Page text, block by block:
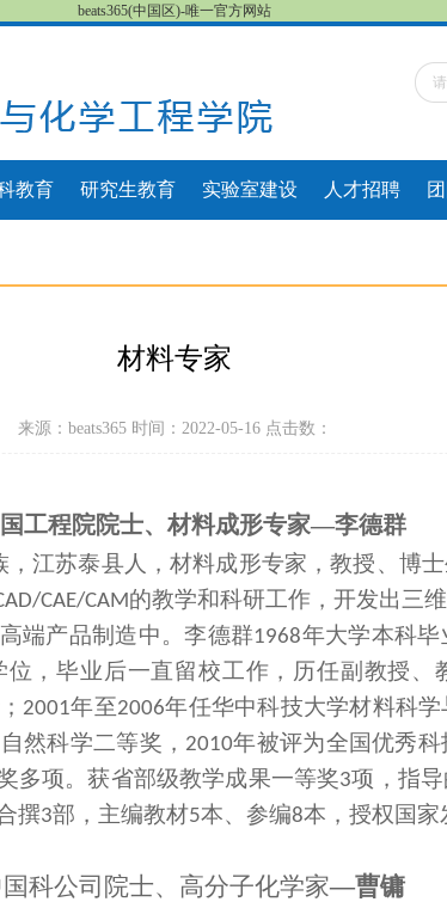
beats365(中国区)-唯一官方网站
教育 研究生教育 实验室建设 人才招聘
材料专家
来源：beats365 时间：2022-05-16 点击数：
工程院院士、材料成形专家—李德群
，江苏泰县人，材料成形专家，教授、博
CAE/CAM的教学和科研工作，开发出三
端产品制造中。李德群1968年大学本科毕
，毕业后一直留校工作，历任副教授、
2001年至2006年任华中科技大学材料科学
然科学二等奖， 2010年被评为全国优秀科
多项。获省部级教学成果一等奖3项，指
撰3部，主编教材5本、参编8本，授权国家
科公司院士、 高分子化学家—曹镛